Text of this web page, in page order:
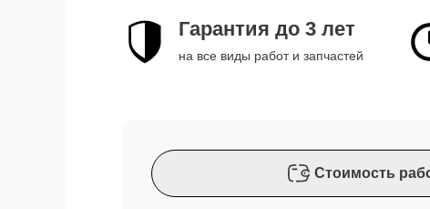
Гарантия до 3 лет
на все виды работ и запчастей
Стоимость